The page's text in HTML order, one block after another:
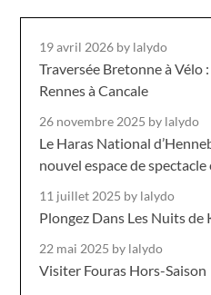
19 avril 2026 by lalydo
Traversée Bretonne à Vélo
Rennes à Cancale
26 novembre 2025 by lalydo
Le Haras National
nouvel espace de
11 juillet 2025 by lalydo
Plongez Dans Les Nuits de
22 mai 2025 by lalydo
Visiter Fouras Hors-Saison